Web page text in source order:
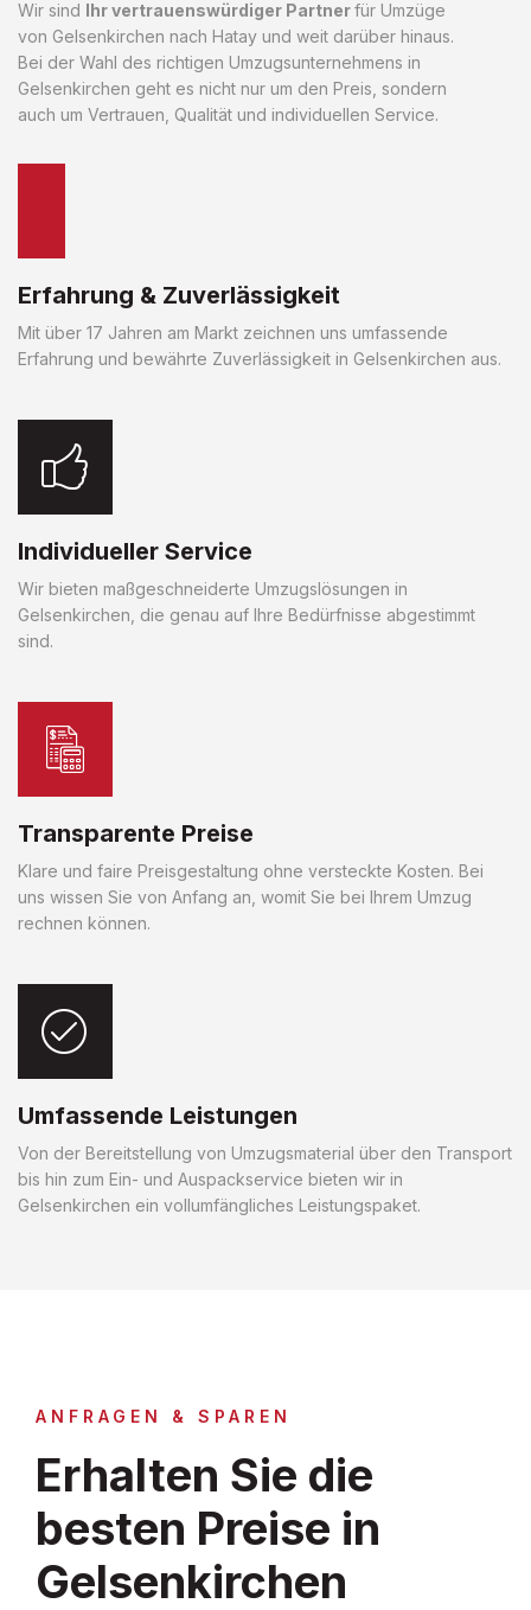
Wir sind Ihr vertrauenswürdiger Partnerfür Umzüge
von Gelsenkirchen nach Hatay und weit darüber hinaus.
Bei der Wahl des richtigen Umzugsunternehmens in
Gelsenkirchen geht es nicht nur um den Preis, sondern
auch um Vertrauen, Qualität und individuellen Service.
Erfahrung & Zuverlässigkeit
Mit über 17 Jahren am Markt zeichnen uns umfassende
Erfahrung und bewährte Zuverlässigkeit in Gelsenkirchen aus.
Individueller Service
Wir bieten maßgeschneiderte Umzugslösungen in
Gelsenkirchen, die genau auf Ihre Bedürfnisse abgestimmt
sind.
Transparente Preise
Klare und faire Preisgestaltung ohne versteckte Kosten. Bei
uns wissen Sie von Anfang an, womit Sie bei Ihrem Umzug
rechnen können.
Umfassende Leistungen
Von der Bereitstellung von Umzugsmaterial über den Transport
bis hin zum Ein- und Auspackservice bieten wir in
Gelsenkirchen ein vollumfängliches Leistungspaket.
ANFRAGEN & SPAREN
Erhalten Sie die
besten Preise in
Gelsenkirchen